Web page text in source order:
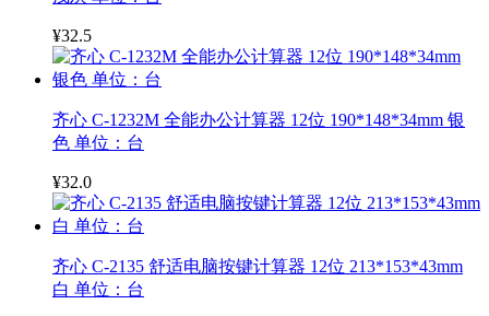
¥32.5
齐心 C-1232M 全能办公计算器 12位 190*148*34mm 银
色 单位：台
¥32.0
齐心 C-2135 舒适电脑按键计算器 12位 213*153*43mm
白 单位：台